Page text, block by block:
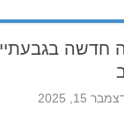
חדשה
15, 2025